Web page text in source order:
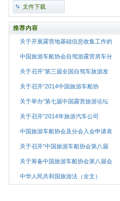
文件下载
推荐内容
关于开展露营地基础信息收集工作的
中国旅游车船协会自驾游露营房车分
关于召开“第三届全国自驾车旅游发
关于召开“2014中国旅游车船协
关于举办“第七届中国露营旅游论坛
关于召开“2014年旅游汽车公司
中国旅游车船协会及分会入会申请表
关于召开“中国旅游车船协会第八届
关于筹备中国旅游车船协会第八届会
中华人民共和国旅游法（全文）